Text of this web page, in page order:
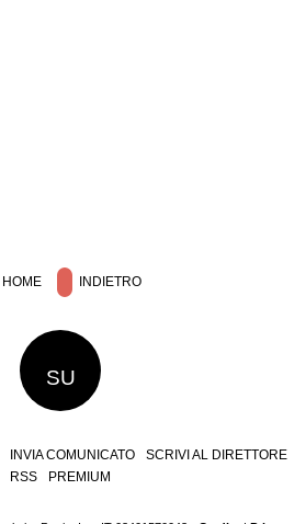
HOME INDIETRO
SU
INVIA COMUNICATO
SCRIVI AL DIRETTORE
RSS
PREMIUM